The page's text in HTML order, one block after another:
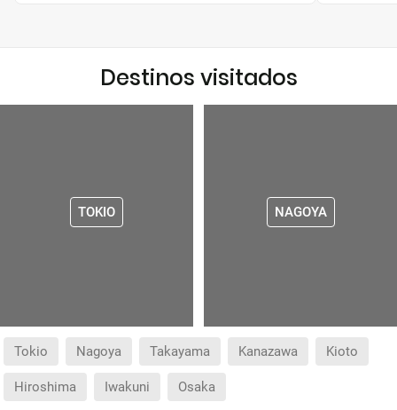
Destinos visitados
TOKIO NAGOYA
Tokio Nagoya Takayama Kanazawa Kioto
Hiroshima Iwakuni Osaka